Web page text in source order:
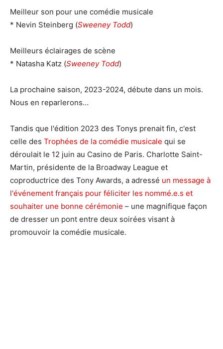
Meilleur son pour une comédie musicale
* Nevin Steinberg (Sweeney Todd)
Meilleurs éclairages de scène
* Natasha Katz (Sweeney Todd)
La prochaine saison, 2023-2024, débute dans un mois.
Nous en reparlerons…
Tandis que l'édition 2023 des Tonys prenait fin, c'est
celle des Trophées de la comédie musicale qui se
déroulait le 12 juin au Casino de Paris. Charlotte Saint-
Martin, présidente de la Broadway League et
coproductrice des Tony Awards, a adressé un message à
l'événement français pour féliciter les nommé.e.s et
souhaiter une bonne cérémonie – une magnifique façon
de dresser un pont entre deux soirées visant à
promouvoir la comédie musicale.